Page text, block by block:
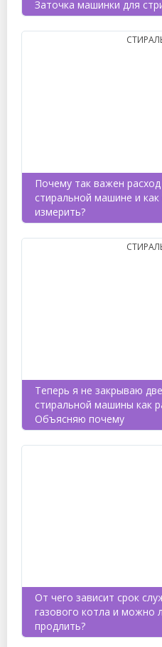
Заточка машинки для
Почему так важен
стиральной машине и как
измерить?
Теперь я не закрываю
стиральной машины как
Объясняю почему
От чего зависит срок
газового котла и можно
продлить?